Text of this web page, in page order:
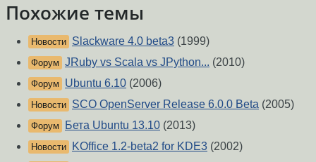
Похожие темы
Новости Slackware 4.0 beta3 (1999)
Форум JRuby vs Scala vs JPython... (2010)
Форум Ubuntu 6.10 (2006)
Новости SCO OpenServer Release 6.0.0 Beta (2005)
Форум Бета Ubuntu 13.10 (2013)
Новости KOffice 1.2-beta2 for KDE3 (2002)